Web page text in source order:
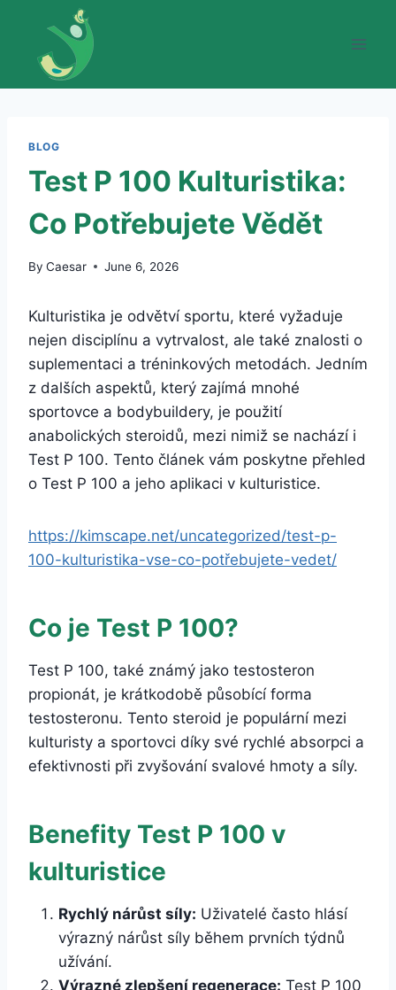
content
BLOG
Test P 100 Kulturistika:
Co Potřebujete Vědět
By Caesar June 6, 2026
Kulturistika je odvětví sportu, které vyžaduje
nejen disciplínu a vytrvalost, ale také znalosti o
suplementaci a tréninkových metodách. Jedním
z dalších aspektů, který zajímá mnohé
sportovce a bodybuildery, je použití
anabolických steroidů, mezi nimiž se nachází i
Test P 100. Tento článek vám poskytne přehled
o Test P 100 a jeho aplikaci v kulturistice.
https://kimscape.net/uncategorized/test-p-
100-kulturistika-vse-co-potřebujete-vedet/
Co je Test P 100?
Test P 100, také známý jako testosteron
propionát, je krátkodobě působící forma
testosteronu. Tento steroid je populární mezi
kulturisty a sportovci díky své rychlé absorpci a
efektivnosti při zvyšování svalové hmoty a síly.
Benefity Test P 100 v
kulturistice
Rychlý nárůst síly: Uživatelé často hlásí
výrazný nárůst síly během prvních týdnů
užívání.
Výrazné zlepšení regenerace: Test P 100